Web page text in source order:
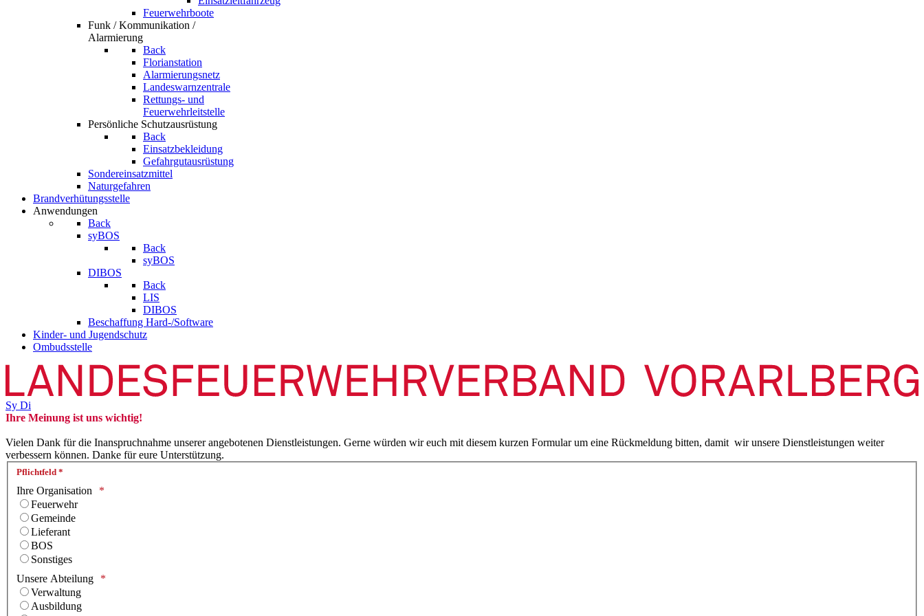
Feuerwehrboote
Funk / Kommunikation /
Alarmierung
Back
Florianstation
Alarmierungsnetz
Landeswarnzentrale
Rettungs- und
Feuerwehrleitstelle
Persönliche Schutzausrüstung
Back
Einsatzbekleidung
Gefahrgutausrüstung
Sondereinsatzmittel
Naturgefahren
Brandverhütungsstelle
Anwendungen
Back
syBOS
Back
syBOS
DIBOS
Back
LIS
DIBOS
Beschaffung Hard-/Software
Kinder- und Jugendschutz
Ombudsstelle
Sy Di
Ihre Meinung ist uns wichtig!
Vielen Dank für die Inanspruchnahme unserer angebotenen Dienstleistungen. Gerne würden wir euch mit diesem kurzen Formular um eine Rückmeldung bitten, damit wir unsere Dienstleistungen weiter
verbessern können. Danke für eure Unterstützung.
Pflichtfeld *
Ihre Organisation
Feuerwehr
Gemeinde
Lieferant
BOS
Sonstiges
Unsere Abteilung
Verwaltung
Ausbildung